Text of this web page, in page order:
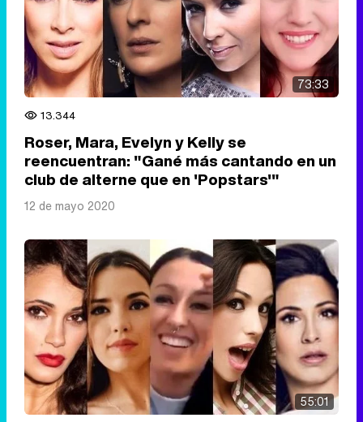
73:33
13.344
Roser, Mara, Evelyn y Kelly se
reencuentran: "Gané más cantando en un
club de alterne que en 'Popstars'"
12 de mayo 2020
55:01